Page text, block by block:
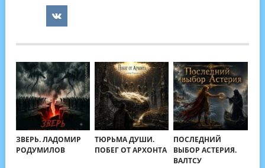
ЗВЕРЬ. ЛАДОМИР
РОДУМИЛОВ
ТЮРЬМА ДУШИ.
ПОБЕГ ОТ АРХОНТА
ПОСЛЕДНИЙ
ВЫБОР АСТЕРИЯ.
ВАЛТСУ